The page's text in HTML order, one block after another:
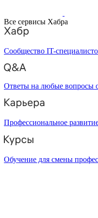
Все сервисы Хабра
Сообщество IT-
Ответы на любые вопросы
Профессиональное
Обучение для смены